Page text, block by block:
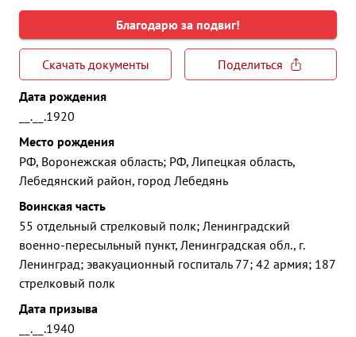
Благодарю за подвиг!
Скачать документы
Поделиться
Дата рождения
__.__.1920
Место рождения
РФ, Воронежская область; РФ, Липецкая область,
Лебедянский район, город Лебедянь
Воинская часть
55 отдельный стрелковый полк; Ленинградский
военно-пересыльный пункт, Ленинградская обл., г.
Ленинград; эвакуационный госпиталь 77; 42 армия; 187
стрелковый полк
Дата призыва
__.__.1940